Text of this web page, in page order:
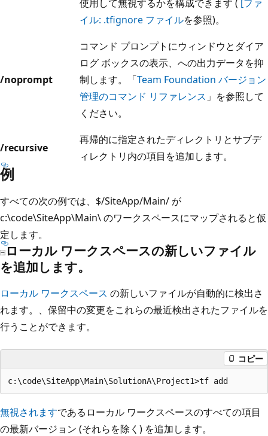
使用して無視するかを構成できます ( [ファ
イル: .tfignore ファイルを参照)。
/noprompt
コマンド プロンプトにウィンドウとダイア
ログ ボックスの表示、への出力データを抑
制します。「Team Foundation バージョン
管理のコマンド リファレンス 」を参照して
ください。
/recursive
再帰的に指定されたディレクトリとサブデ
ィレクトリ内の項目を追加します。
例
すべての次の例では、$/SiteApp/Main/ が
c:\code\SiteApp\Main\ のワークスペースにマップされると仮
定します。
ローカル ワークスペースの新しいファイル
を追加します。
ローカル ワークスペース の新しいファイルが自動的に検出さ
れます。、保留中の変更をこれらの最近検出されたファイルを
行うことができます。
コピー
無視されますであるローカル ワークスペースのすべての項目
の最新バージョン (それらを除く) を追加します。